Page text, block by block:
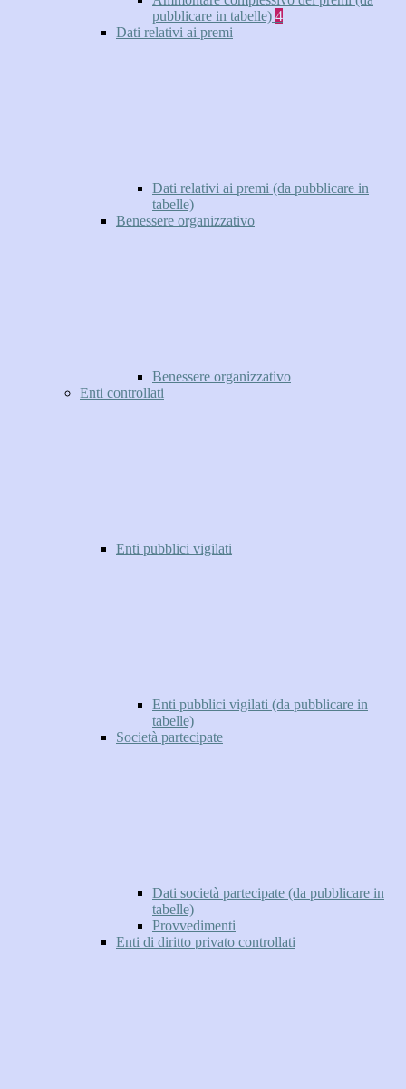
pubblicare in tabelle) 4
Dati relativi ai premi
Dati relativi ai premi (da pubblicare in
tabelle)
Benessere organizzativo
Benessere organizzativo
Enti controllati
Enti pubblici vigilati
Enti pubblici vigilati (da pubblicare in
tabelle)
Società partecipate
Dati società partecipate (da pubblicare in
tabelle)
Provvedimenti
Enti di diritto privato controllati